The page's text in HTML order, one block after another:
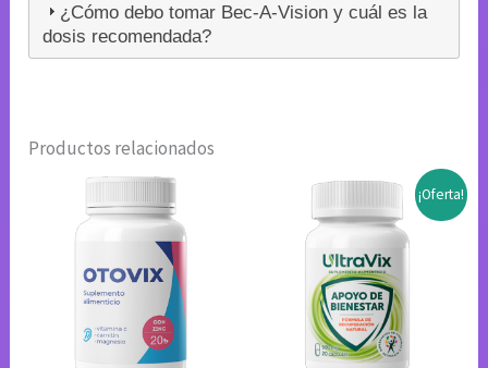
¿Cómo debo tomar Bec-A-Vision y cuál es la
dosis recomendada?
Productos relacionados
¡Oferta!